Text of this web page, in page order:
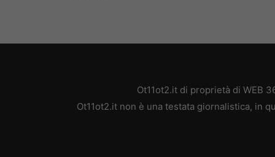
Ot11ot2.it di proprietà di WEB
Ot11ot2.it non è una testata giornalistica, in